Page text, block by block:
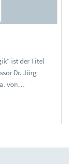
ist der Titel
Dr. Jörg
von…